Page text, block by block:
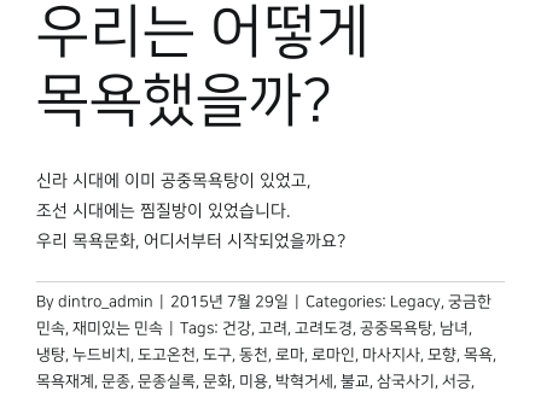
박물관 홈페이지
우리는 어떻게
목욕했을까?
신라 시대에 이미 공중목욕탕이 있었고,
조선 시대에는 찜질방이 있었습니다.
우리 목욕문화, 어디서부터 시작되었을까요?
By dintro_admin 2015년 7월 29일 Categories: Legacy, 궁금한
민속, 재미있는 민속 Tags: 건강, 고려 , 고려도경, 공중목욕탕, 남녀 ,
냉탕, 누드비치 , 도고온천, 도구, 동천, 로마, 로마인, 마사지사, 모향, 목욕,
목욕재계 , 문종, 문종실록, 문화, 미용, 박혁거세 , 불교, 삼국사기 , 서긍,